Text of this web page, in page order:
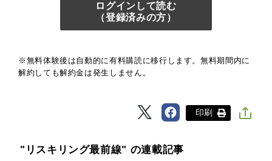
ログインして読む
（登録済みの方）
※無料体験後は自動的に有料購読に移行します。無料期間内に
解約しても解約金は発生しません。
印刷
"リスキリング最前線" の連載記事